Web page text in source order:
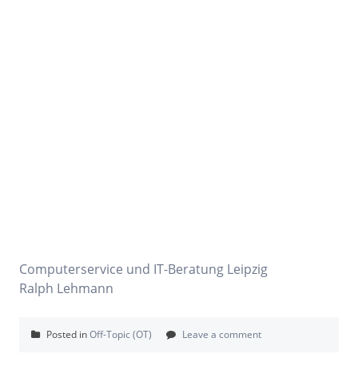
Computerservice und IT-Beratung Leipzig
Ralph Lehmann
Posted inOff-Topic (OT) Leave a comment